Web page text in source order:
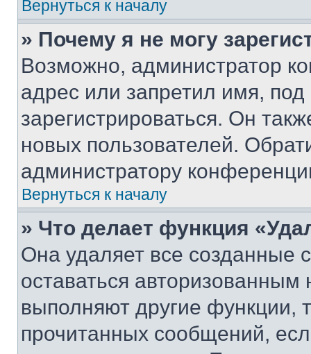
Вернуться к началу
» Почему я не могу
Возможно, администратор
адрес или запретил имя,
зарегистрироваться. Он
новых пользователей.
администратору
Вернуться к началу
» Что делает функция
Она удаляет все созданные
оставаться
выполняют другие функции,
прочитанных сообщений,